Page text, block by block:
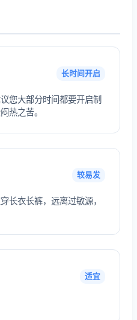
长时间开启
您大部分时间都要开启制
热之苦。
较易发
长衣长裤，远离过敏源，
适宜